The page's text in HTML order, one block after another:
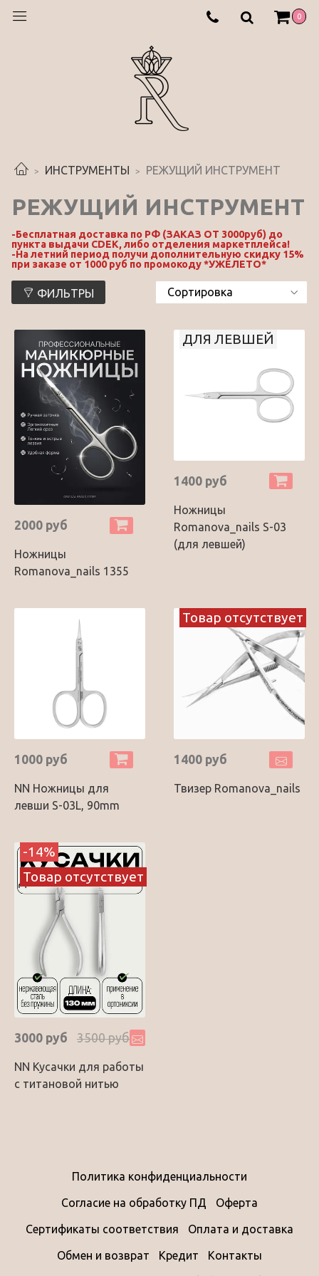
0
ИНСТРУМЕНТЫ РЕЖУЩИЙ ИНСТРУМЕНТ
РЕЖУЩИЙ ИНСТРУМЕНТ
-Бесплатная доставка по РФ (ЗАКАЗ ОТ 3000руб) до
пункта выдачи CDEK, либо отделения маркетплейса!
-На летний период получи дополнительную скидку 15%
при заказе от 1000 руб по промокоду *УЖЕЛЕТО*
ФИЛЬТРЫ
2000 руб
Ножницы
Romanova_nails 1355
ДЛЯ ЛЕВШЕЙ
1400 руб
Ножницы
Romanova_nails S-03
(для левшей)
1000 руб
NN Ножницы для
левши S-03L, 90mm
Товар отсутствует
1400 руб
Твизер Romanova_nails
-14%
Товар отсутствует
3000 руб 3500 руб
NN Кусачки для работы
с титановой нитью
Политика конфиденциальности
Согласие на обработку ПД Оферта
Сертификаты соответствия Оплата и доставка
Обмен и возврат Кредит Контакты